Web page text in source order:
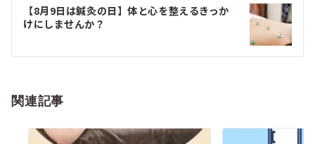
ー
シ
ン
【8月9日は鍼灸の日】体と心を整えるきっか
けにしませんか？
関連記事